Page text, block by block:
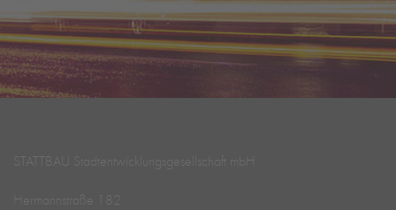
STATTBAU Stadtentwicklungs­­gesellschaft mbH
Hermannstraße 182